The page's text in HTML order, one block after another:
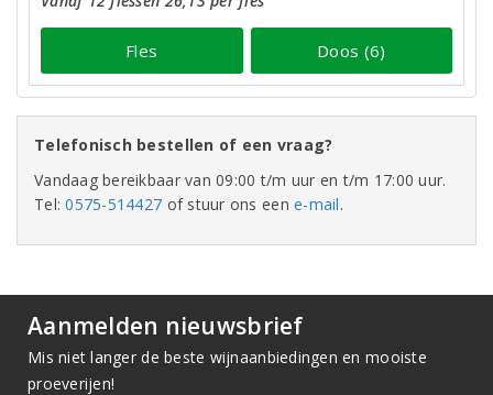
Fles Doos (6)
Telefonisch bestellen of een vraag?
Vandaag bereikbaar van 09:00 t/m uur en t/m 17:00 uur.
Tel:0575-514427 of stuur ons eene-mail.
Aanmelden nieuwsbrief
Mis niet langer de beste wijnaanbiedingen en mooiste
proeverijen!